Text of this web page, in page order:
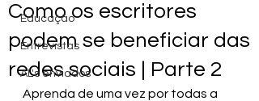
Educação
Entrevistas
AL's enviados
Como os escritores
podem se beneficiar das
redes sociais | Parte 2
Aprenda de uma vez por todas a